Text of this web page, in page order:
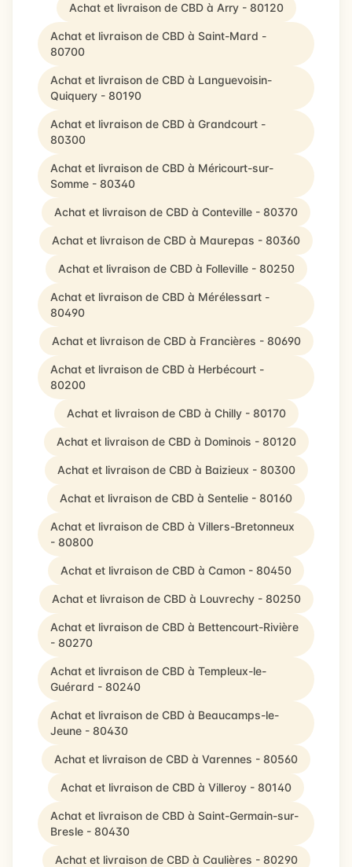
Achat et livraison de CBD à Arry - 80120
Achat et livraison de CBD à Saint-Mard -
80700
Achat et livraison de CBD à Languevoisin-
Quiquery - 80190
Achat et livraison de CBD à Grandcourt -
80300
Achat et livraison de CBD à Méricourt-sur-
Somme - 80340
Achat et livraison de CBD à Conteville - 80370
Achat et livraison de CBD à Maurepas - 80360
Achat et livraison de CBD à Folleville - 80250
Achat et livraison de CBD à Mérélessart -
80490
Achat et livraison de CBD à Francières - 80690
Achat et livraison de CBD à Herbécourt -
80200
Achat et livraison de CBD à Chilly - 80170
Achat et livraison de CBD à Dominois - 80120
Achat et livraison de CBD à Baizieux - 80300
Achat et livraison de CBD à Sentelie - 80160
Achat et livraison de CBD à Villers-Bretonneux
- 80800
Achat et livraison de CBD à Camon - 80450
Achat et livraison de CBD à Louvrechy - 80250
Achat et livraison de CBD à Bettencourt-Rivière
- 80270
Achat et livraison de CBD à Templeux-le-
Guérard - 80240
Achat et livraison de CBD à Beaucamps-le-
Jeune - 80430
Achat et livraison de CBD à Varennes - 80560
Achat et livraison de CBD à Villeroy - 80140
Achat et livraison de CBD à Saint-Germain-sur-
Bresle - 80430
Achat et livraison de CBD à Caulières - 80290